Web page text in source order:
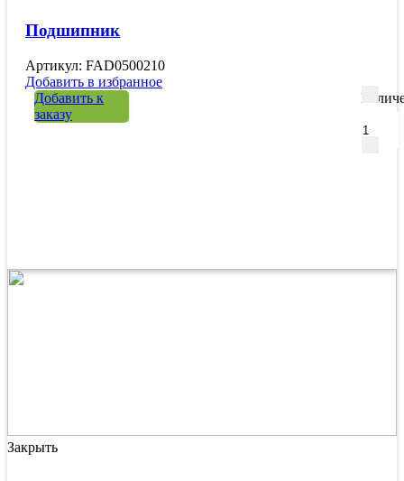
Подшипник
Артикул: FAD0500210
Добавить в избранное
Добавить к
заказу
Закрыть